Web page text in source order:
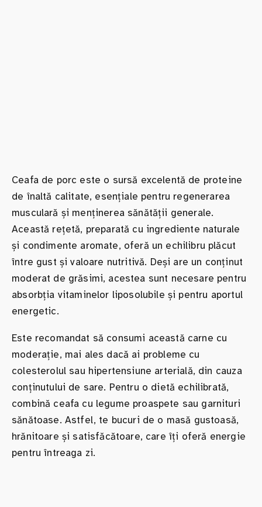
Ceafa de porc este o sursă excelentă de proteine
de înaltă calitate, esențiale pentru regenerarea
musculară și menținerea sănătății generale.
Această rețetă, preparată cu ingrediente naturale
și condimente aromate, oferă un echilibru plăcut
între gust și valoare nutritivă. Deși are un conținut
moderat de grăsimi, acestea sunt necesare pentru
absorbția vitaminelor liposolubile și pentru aportul
energetic.
Este recomandat să consumi această carne cu
moderație, mai ales dacă ai probleme cu
colesterolul sau hipertensiune arterială, din cauza
conținutului de sare. Pentru o dietă echilibrată,
combină ceafa cu legume proaspete sau garnituri
sănătoase. Astfel, te bucuri de o masă gustoasă,
hrănitoare și satisfăcătoare, care îți oferă energie
pentru întreaga zi.